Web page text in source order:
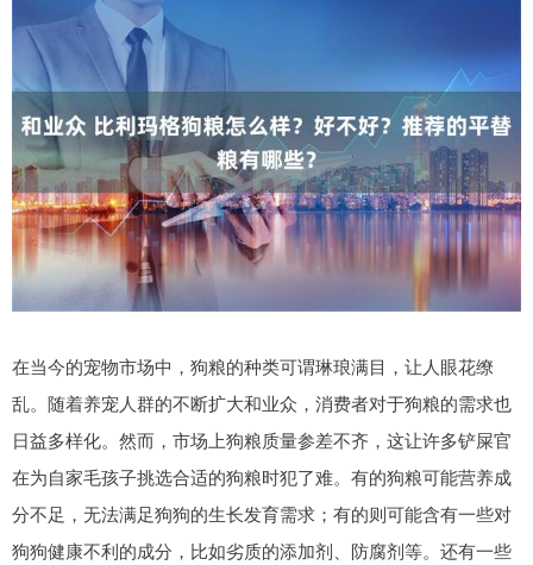
在当今的宠物市场中，狗粮的种类可谓琳琅满目，让人眼花缭
乱。随着养宠人群的不断扩大和业众，消费者对于狗粮的需求也
日益多样化。然而，市场上狗粮质量参差不齐，这让许多铲屎官
在为自家毛孩子挑选合适的狗粮时犯了难。有的狗粮可能营养成
分不足，无法满足狗狗的生长发育需求；有的则可能含有一些对
狗狗健康不利的成分，比如劣质的添加剂、防腐剂等。还有一些